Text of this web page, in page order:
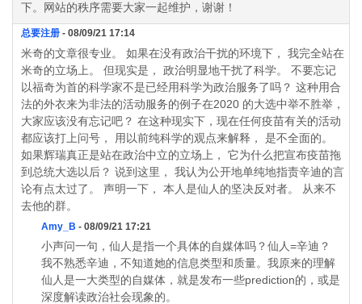
下。网站的秩序需要大家一起维护，谢谢！
总要注册 - 08/09/21 17:14
米奇的文章很专业。 如果在没有政治干扰的环境下， 我完全站在
米奇的立场上。 但现实是， 政治明显地干扰了科学。 不要忘记
以福奇为首的科学家不是已经用科学为政治服务了吗？ 这种用合
法的外衣来为非法的活动服务的例子在2020 的大选中举不胜举，
大家应该没有忘记吧？ 在这种现实下，现在任何疫苗有关的活动
都应该打上问号， 用以前纯科学的观点来解释， 是不全面的。
如果辉瑞真正是站在政治中立的立场上， 它为什么把宣布疫苗拖
到总统大选以后？ 说到这里， 我认为公开地单纯地指责辛迪的言
论有点太过了。 声明一下， 本人是仙人的坚决反对者。 从来不
去他的群。
Amy_B - 08/09/21 17:21
小声问一句，仙人是指一个具体的自媒体吗？仙人=辛迪？
我不熟悉辛迪，不知道她的信息类型和质量。我原来的理解
仙人是一大类型的自媒体，就是发布一些prediction的，或是
深度解读政治社会现象的。